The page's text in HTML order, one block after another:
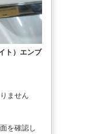
ト）エンブ
ません
を確認し